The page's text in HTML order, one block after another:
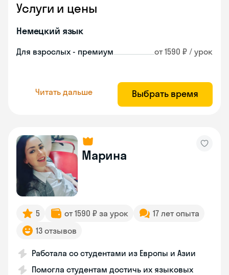
Услуги и цены
Немецкий язык
Для взрослых - премиум от 1590 ₽ / урок
Читать дальше Выбрать время
Марина
5 от 1590 ₽ за урок
17 лет опыта
13 отзывов
Работала со студентами из Европы и Азии
Помогла студентам достичь их языковых